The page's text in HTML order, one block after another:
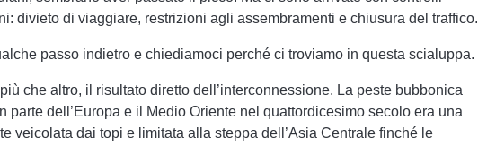
divieto di viaggiare, restrizioni agli assembramenti e chiusura del traffico.
passo indietro e chiediamoci perché ci troviamo in questa scialuppa.
che altro, il risultato diretto dell’interconnessione. La peste bubbonica
parte dell’Europa e il Medio Oriente nel quattordicesimo secolo era una
veicolata dai topi e limitata alla steppa dell’Asia Centrale finché le